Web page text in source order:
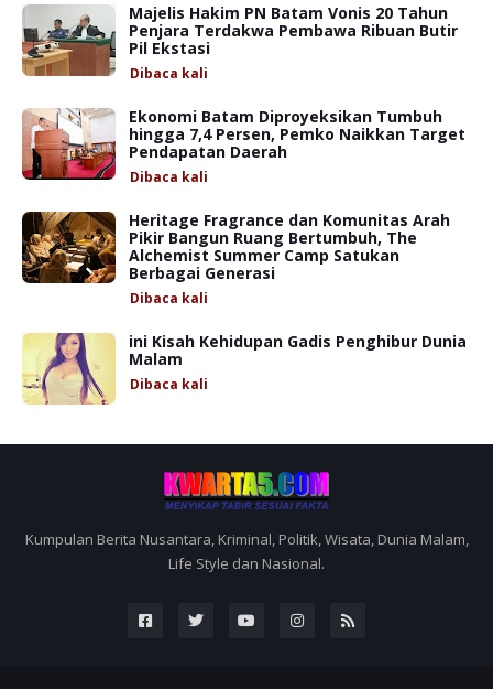
Majelis Hakim PN Batam Vonis 20 Tahun
Penjara Terdakwa Pembawa Ribuan Butir
Pil Ekstasi
Dibaca kali
Ekonomi Batam Diproyeksikan Tumbuh
hingga 7,4 Persen, Pemko Naikkan Target
Pendapatan Daerah
Dibaca kali
Heritage Fragrance dan Komunitas Arah
Pikir Bangun Ruang Bertumbuh, The
Alchemist Summer Camp Satukan
Berbagai Generasi
Dibaca kali
ini Kisah Kehidupan Gadis Penghibur Dunia
Malam
Dibaca kali
Kumpulan Berita Nusantara, Kriminal, Politik, Wisata, Dunia Malam,
Life Style dan Nasional.